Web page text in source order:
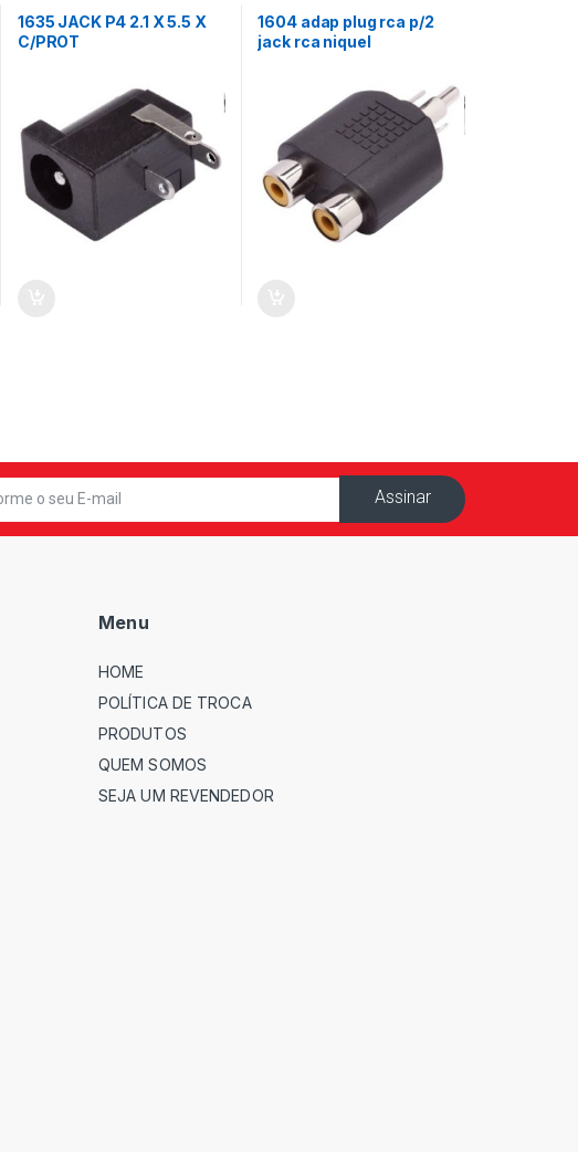
1635 JACK P4 2.1 X 5.5 X
C/PROT
1604 adap plug rca p/2
jack rca niquel
Assinar
Menu
HOME
POLÍTICA DE TROCA
PRODUTOS
QUEM SOMOS
SEJA UM REVENDEDOR